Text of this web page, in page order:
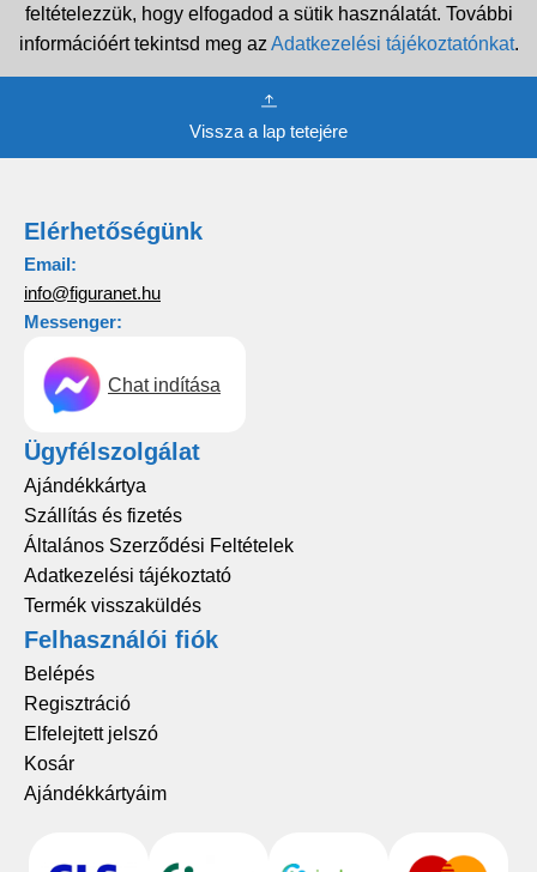
feltételezzük, hogy elfogadod a sütik használatát. További
információért tekintsd meg az Adatkezelési tájékoztatónkat.
Vissza a lap tetejére
Elérhetőségünk
Email:
info@figuranet.hu
Messenger:
Chat indítása
Ügyfélszolgálat
Ajándékkártya
Szállítás és fizetés
Általános Szerződési Feltételek
Adatkezelési tájékoztató
Termék visszaküldés
Felhasználói fiók
Belépés
Regisztráció
Elfelejtett jelszó
Kosár
Ajándékkártyáim